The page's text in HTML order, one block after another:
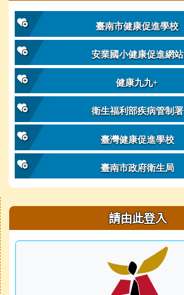
臺南市健康促進學校
安業國小健康促進網站
健康九九+
衛生福利部疾病管制署
臺灣健康促進學校
臺南市政府衛生局
右邊區域內容 請由此登入